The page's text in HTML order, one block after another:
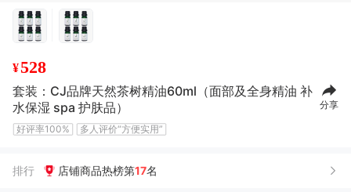
¥528
套装：CJ品牌天然茶树精油60ml（面部及全身精油 补
水保湿 spa 护肤品）
好评率100% 多人评价“方便实用”
分享
排行 店铺商品热榜第17名